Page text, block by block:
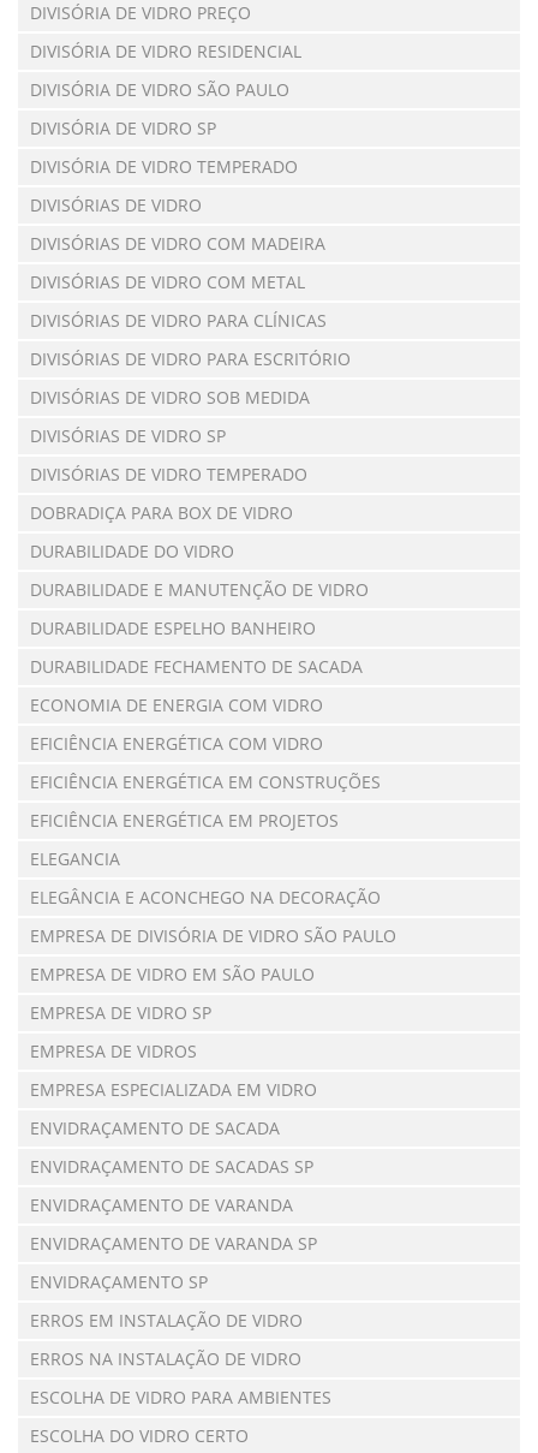
DIVISÓRIA DE VIDRO PREÇO
DIVISÓRIA DE VIDRO RESIDENCIAL
DIVISÓRIA DE VIDRO SÃO PAULO
DIVISÓRIA DE VIDRO SP
DIVISÓRIA DE VIDRO TEMPERADO
DIVISÓRIAS DE VIDRO
DIVISÓRIAS DE VIDRO COM MADEIRA
DIVISÓRIAS DE VIDRO COM METAL
DIVISÓRIAS DE VIDRO PARA CLÍNICAS
DIVISÓRIAS DE VIDRO PARA ESCRITÓRIO
DIVISÓRIAS DE VIDRO SOB MEDIDA
DIVISÓRIAS DE VIDRO SP
DIVISÓRIAS DE VIDRO TEMPERADO
DOBRADIÇA PARA BOX DE VIDRO
DURABILIDADE DO VIDRO
DURABILIDADE E MANUTENÇÃO DE VIDRO
DURABILIDADE ESPELHO BANHEIRO
DURABILIDADE FECHAMENTO DE SACADA
ECONOMIA DE ENERGIA COM VIDRO
EFICIÊNCIA ENERGÉTICA COM VIDRO
EFICIÊNCIA ENERGÉTICA EM CONSTRUÇÕES
EFICIÊNCIA ENERGÉTICA EM PROJETOS
ELEGANCIA
ELEGÂNCIA E ACONCHEGO NA DECORAÇÃO
EMPRESA DE DIVISÓRIA DE VIDRO SÃO PAULO
EMPRESA DE VIDRO EM SÃO PAULO
EMPRESA DE VIDRO SP
EMPRESA DE VIDROS
EMPRESA ESPECIALIZADA EM VIDRO
ENVIDRAÇAMENTO DE SACADA
ENVIDRAÇAMENTO DE SACADAS SP
ENVIDRAÇAMENTO DE VARANDA
ENVIDRAÇAMENTO DE VARANDA SP
ENVIDRAÇAMENTO SP
ERROS EM INSTALAÇÃO DE VIDRO
ERROS NA INSTALAÇÃO DE VIDRO
ESCOLHA DE VIDRO PARA AMBIENTES
ESCOLHA DO VIDRO CERTO